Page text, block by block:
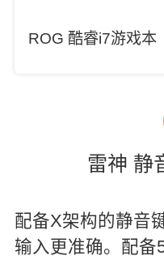
ROG 酷睿i7游戏本
雷神 静
配备X架构的静音
输入更准确。配备